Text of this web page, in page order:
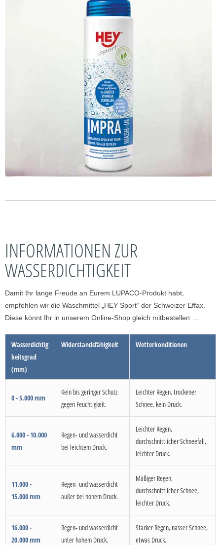
INFORMATIONEN ZUR
WASSERDICHTIGKEIT
Damit Ihr lange Freude an Eurem LUPACO-Produkt habt,
empfehlen wir die Waschmittel „HEY Sport“ der Schweizer Effax.
Diese könnt Ihr in unserem Online-Shop gleich mitbestellen …
Wasserdichtig
keitsgrad
(mm)
Widerstandsfähigkeit Wetterkonditionen
0 - 5.000 mm
Kein bis geringer Schutz
gegen Feuchtigkeit.
Leichter Regen, trockener
Schnee, kein Druck.
6.000 - 10.000
mm
Regen- und wasserdicht
bei leichtem Druck.
Leichter Regen,
durchschnittlicher Schneefall,
leichter Druck.
11.000 -
15.000 mm
Regen- und wasserdicht
außer bei hohem Druck.
Mäßiger Regen,
durchschnittlicher Schnee,
leichter Druck.
16.000 -
20.000 mm
Regen- und wasserdicht
unter hohem Druck.
Starker Regen, nasser Schnee,
etwas Druck.